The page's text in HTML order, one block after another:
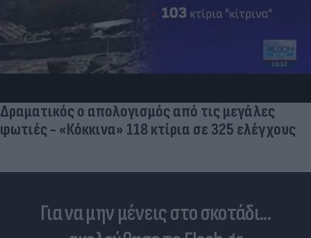
Δραματικός ο απολογισμός από τις μεγάλες
φωτιές - «Κόκκινα» 118 κτίρια σε 325 ελέγχους
Για να μην μένεις στο σκοτάδι...